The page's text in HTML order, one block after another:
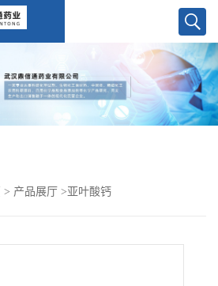
> 产品展厅 >亚叶酸钙